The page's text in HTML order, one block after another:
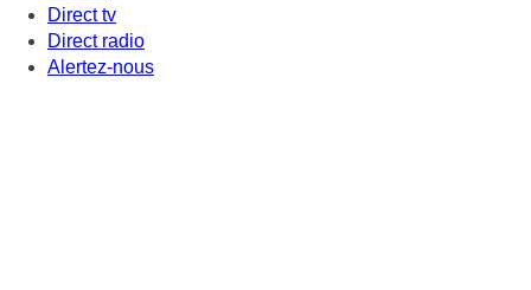
Direct tv
Direct radio
Alertez-nous